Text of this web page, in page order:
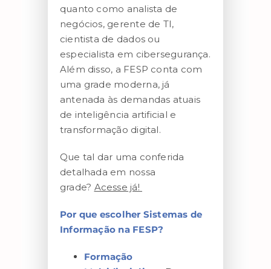
quanto como analista de
negócios, gerente de TI,
cientista de dados ou
especialista em cibersegurança.
Além disso, a FESP conta com
uma grade moderna, já
antenada às demandas atuais
de inteligência artificial e
transformação digital.
Que tal dar uma conferida
detalhada em nossa
grade? Acesse já!
Por que escolher Sistemas de
Informação na FESP?
Formação